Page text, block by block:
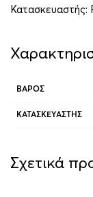
Κατασκευαστής:
ΒΆΡΟΣ
ΚΑΤΑΣΚΕΥΑΣΤΉΣ
Σχετικά